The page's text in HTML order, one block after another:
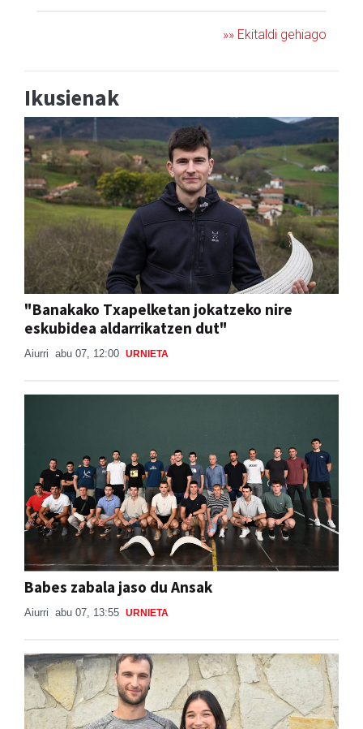
»» Ekitaldi gehiago
Ikusienak
"Banakako Txapelketan jokatzeko nire
eskubidea aldarrikatzen dut"
Aiurri abu 07, 12:00 URNIETA
Babes zabala jaso du Ansak
Aiurri abu 07, 13:55 URNIETA